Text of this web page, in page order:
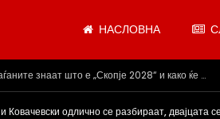
НАСЛОВНА
31.07.2026
Ковачевски одлично се разбираат, двајцата